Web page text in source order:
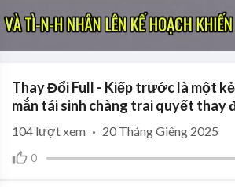
Thay Đổi Full - Kiếp trước là một
mắn tái sinh chàng trai quyết thay
0
104 lượt xem · 20 Tháng Giêng 2025